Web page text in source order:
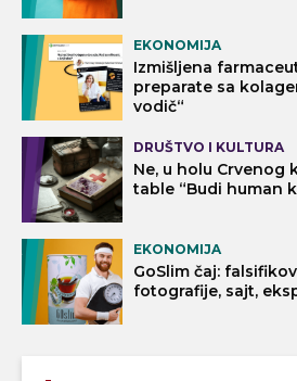
EKONOMIJA
Izmišljena
preparate sa
vodič“
DRUŠTVO I KULTURA
Ne, u holu Crvenog
table “Budi human
EKONOMIJA
GoSlim čaj:
fotografije, sajt,